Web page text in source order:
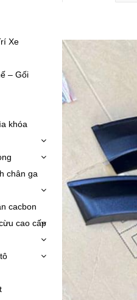
Xe
– Gối
khóa
chân ga
cacbon
cao cấp